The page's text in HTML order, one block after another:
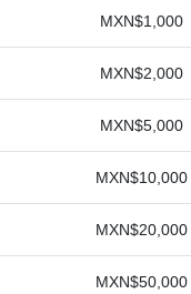
MXN$1,000
MXN$2,000
MXN$5,000
MXN$10,000
MXN$20,000
MXN$50,000